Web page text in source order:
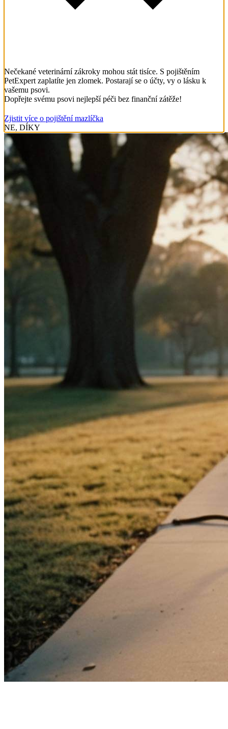
Nečekané veterinární zákroky mohou stát tisíce. S pojištěním
PetExpert zaplatíte jen zlomek. Postarají se o účty, vy o lásku k
vašemu psovi.
Dopřejte svému psovi nejlepší péči bez finanční zátěže!
Zjistit více o pojištění mazlíčka
NE, DÍKY